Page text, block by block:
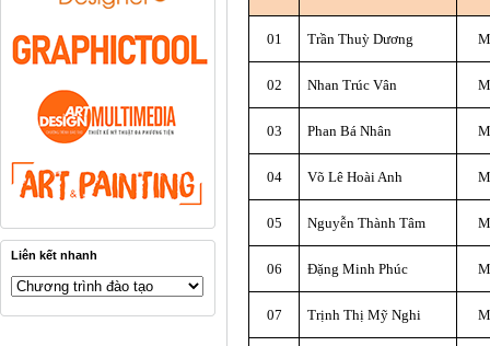
Liên kết nhanh
01 Trần Thuỳ Dương
02 Nhan Trúc Vân
03 Phan Bá Nhân
04 Võ Lê Hoài Anh
05 Nguyễn Thành Tâm
06 Đặng Minh Phúc
07 Trịnh Thị Mỹ Nghi